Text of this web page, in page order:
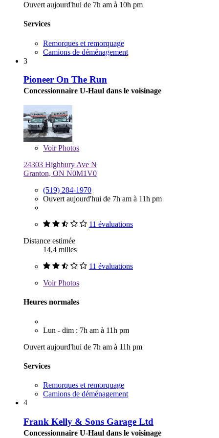
Ouvert aujourd'hui de 7h am à 10h pm
Services
Remorques et remorquage
Camions de déménagement
3
Pioneer On The Run
Concessionnaire U-Haul dans le voisinage
VoirPhotos
24303 Highbury Ave N
Granton, ON N0M1V0
(519) 284-1970
Ouvert aujourd'hui de 7h am à 11h pm
11 évaluations
Distance estimée
14,4 milles
11 évaluations
VoirPhotos
Heures normales
Lun - dim : 7h am à 11h pm
Ouvert aujourd'hui de 7h am à 11h pm
Services
Remorques et remorquage
Camions de déménagement
4
Frank Kelly & Sons Garage Ltd
Concessionnaire U-Haul dans le voisinage